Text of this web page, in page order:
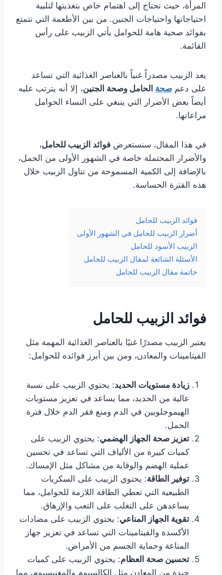
المرأة، حيث تحتاج إلى اهتمام خاص بتغذيتها لتلبية
احتياجاتها واحتياجات الجنين. من بين الأطعمة التي تتمتع
بفوائد صحية هامة للحوامل يأتي الزبيب على رأس
القائمة.
يعد الزبيب مصدراً غنياً بالعناصر الغذائية التي تساعد
على دعم صحة الحامل وصحة الجنين، إلا أنه يترتب عليه
أيضاً بعض الأضرار التي ينبغي على النساء الحوامل
مراعاتها.
في هذا المقال، سنستعرض فوائد الزبيب للحامل،
والأضرار المحتملة خاصة في الشهور الأولى من الحمل،
بالإضافة إلى الكمية المسموحة من تناول الزبيب خلال
هذه الفترة الحساسة.
فوائد الزبيب للحامل
أضرار الزبيب للحامل في الشهور الأولى
الزبيب الأسود للحامل
الأسئلة الشائعة لمقال الزبيب للحامل
خاتمة مقال الزبيب للحامل
فوائد الزبيب للحامل
يعتبر الزبيب مصدرًا غنيًا بالعناصر الغذائية المهمة مثل
الفيتامينات والمعادن، ومن بين أبرز فوائده للحوامل:
زيادة مستويات الحديد: يحتوي الزبيب على نسبة
عالية من الحديد، مما يساعد في تعزيز مستويات
الهيموجلوبين في الدم ومنع فقر الدم خلال فترة
الحمل.
تعزيز صحة الجهاز الهضمي: يحتوي الزبيب على
كميات كبيرة من الألياف التي تساعد في تحسين
عملية الهضم والوقاية من مشاكل مثل الإمساك.
توفير الطاقة: يحتوي الزبيب على السكريات
الطبيعية التي تعطي الطاقة اللازمة للحوامل، مما
يساعدهن على التغلب على التعب والإرهاق.
تقوية الجهاز المناعي: يحتوي الزبيب على مضادات
الأكسدة والفيتامينات التي تساعد في تعزيز جهاز
المناعة وحماية الجسم من الأمراض.
تحسين صحة العظام: يحتوي الزبيب على كميات
جيدة من المعادن مثل الكالسيوم والمغنيسيوم، مما